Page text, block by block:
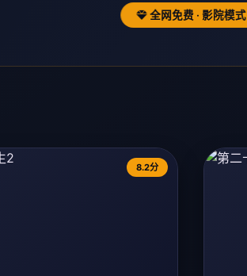
全网免费 · 影院模式
8.2分